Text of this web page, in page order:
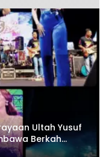
Ultah Yusuf
Berkah